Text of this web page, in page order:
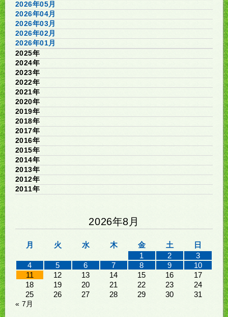
2026年05月
2026年04月
2026年03月
2026年02月
2026年01月
2025年
2024年
2023年
2022年
2021年
2020年
2019年
2018年
2017年
2016年
2015年
2014年
2013年
2012年
2011年
2026年8月
月 火 水 木 金 土
日
1
2
3
4
5 6 7 8 9
10
11
12 13 14 15 16
17
18
19 20 21 22 23
24
25
26 27 28 29 30 31
« 7月